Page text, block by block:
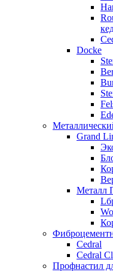
Docke
Grand
Металл
Cedral
Cedral
Профнастил